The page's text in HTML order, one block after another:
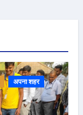
अपना शहर